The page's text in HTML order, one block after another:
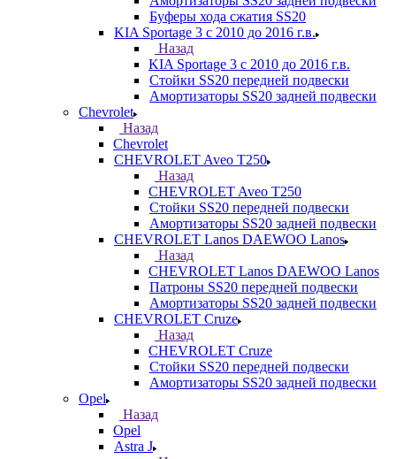
Буферы хода сжатия SS20
KIA Sportage 3 с 2010 до 2016 г.в.
Назад
KIA Sportage 3 с 2010 до 2016 г.в.
Стойки SS20 передней подвески
Амортизаторы SS20 задней подвески
Chevrolet
Назад
Chevrolet
CHEVROLET Aveo T250
Назад
CHEVROLET Aveo T250
Стойки SS20 передней подвески
Амортизаторы SS20 задней подвески
CHEVROLET Lanos DAEWOO Lanos
Назад
CHEVROLET Lanos DAEWOO Lanos
Патроны SS20 передней подвески
Амортизаторы SS20 задней подвески
CHEVROLET Cruze
Назад
CHEVROLET Cruze
Стойки SS20 передней подвески
Амортизаторы SS20 задней подвески
Opel
Назад
Opel
Astra J